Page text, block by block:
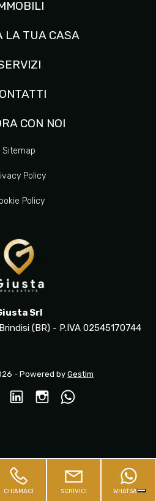
LA TUA CASA
CON NOI
Sitemap
Policy
Policy
Srl
(BR) - P.IVA 02545170744
- Powered by Gestim
CHIAMACI SCRIVICI WHATSAPP